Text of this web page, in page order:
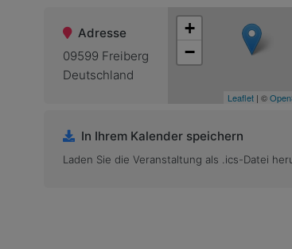
Adresse
09599 Freiberg
Deutschland
+
−
Leaflet | ©
In Ihrem Kalender speichern
Laden Sie die Veranstaltung als .ics-Datei